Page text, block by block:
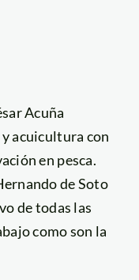
Acuña
acuicultura con
en pesca.
de Soto
de todas las
como son la